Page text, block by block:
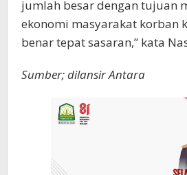
jumlah besar dengan tujuan
ekonomi masyarakat korban
benar tepat sasaran,” kata
Sumber; dilansir Antara